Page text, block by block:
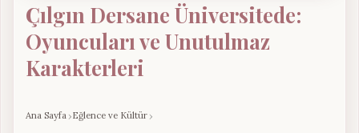
Çılgın Dersane Üniversitede:
Oyuncuları ve Unutulmaz
Karakterleri
Ana Sayfa Eğlence ve Kültür